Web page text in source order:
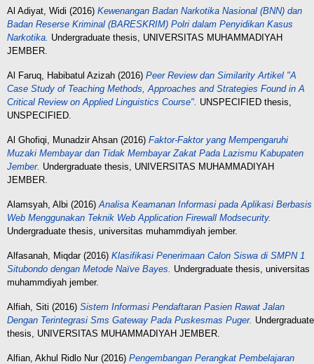
Al Adiyat, Widi (2016) Kewenangan Badan Narkotika Nasional (BNN) dan
Badan Reserse Kriminal (BARESKRIM) Polri dalam Penyidikan Kasus
Narkotika. Undergraduate thesis, UNIVERSITAS MUHAMMADIYAH
JEMBER.
Al Faruq, Habibatul Azizah (2016) Peer Review dan Similarity Artikel "A
Case Study of Teaching Methods, Approaches and Strategies Found in A
Critical Review on Applied Linguistics Course". UNSPECIFIED thesis,
UNSPECIFIED.
Al Ghofiqi, Munadzir Ahsan (2016) Faktor-Faktor yang Mempengaruhi
Muzaki Membayar dan Tidak Membayar Zakat Pada Lazismu Kabupaten
Jember. Undergraduate thesis, UNIVERSITAS MUHAMMADIYAH
JEMBER.
Alamsyah, Albi (2016)Analisa Keamanan Informasi pada Aplikasi Berbasis
Web Menggunakan Teknik Web Application Firewall Modsecurity.
Undergraduate thesis, universitas muhammdiyah jember.
Alfasanah, Miqdar(2016) Klasifikasi Penerimaan Calon Siswa di SMPN 1
Situbondo dengan Metode Naïve Bayes. Undergraduate thesis, universitas
muhammdiyah jember.
Alfiah, Siti (2016) Sistem Informasi Pendaftaran Pasien Rawat Jalan
Dengan Terintegrasi Sms Gateway Pada Puskesmas Puger. Undergraduate
thesis, UNIVERSITAS MUHAMMADIYAH JEMBER.
Alfian, Akhul Ridlo Nur(2016) Pengembangan Perangkat Pembelajaran